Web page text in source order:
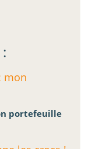
portefeuille